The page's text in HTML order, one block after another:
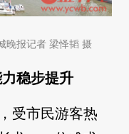
晚报记者 梁怿韬 摄
稳步提升
受市民游客热